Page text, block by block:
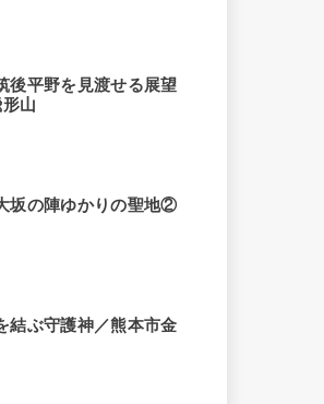
後平野を見渡せる展望
山
坂の陣ゆかりの聖地②
結ぶ守護神／熊本市金